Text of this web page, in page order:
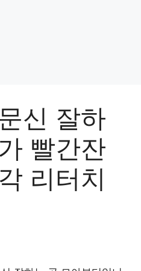
신 잘하
빨간잔
리터치